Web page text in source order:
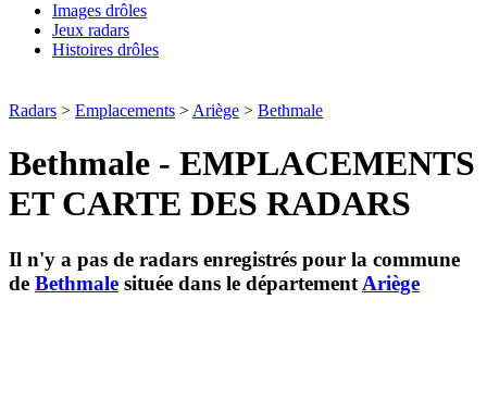
Images drôles
Jeux radars
Histoires drôles
Radars > Emplacements > Ariège > Bethmale
Bethmale - EMPLACEMENTS
ET CARTE DES RADARS
Il n'y a pas de radars enregistrés pour la commune
de Bethmale située dans le département Ariège